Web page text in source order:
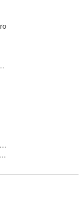
Bein